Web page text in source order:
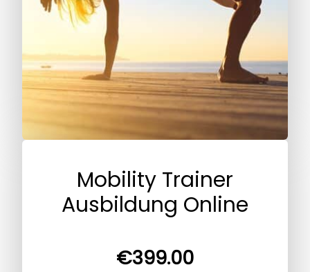
Mobility Trainer
Ausbildung Online
€399.00